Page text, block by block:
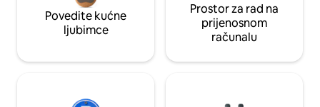
Povedite kućne
ljubimce
Prostor za rad na
prijenosnom
računalu